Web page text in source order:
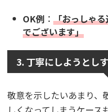
OK例 ： 「おっしゃ
でございます」
3. 丁寧にしようとし
敬意を示したいあまり、